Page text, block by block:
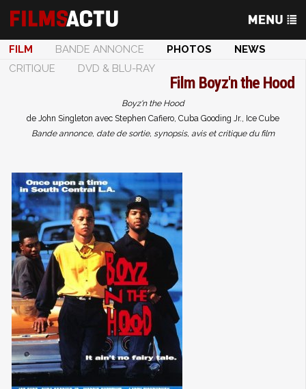
FILM BANDE ANNONCE PHOTOS
NEWS
CRITIQUE
DVD & BLU-RAY
Film Boyz'n the Hood
Boyz'n the Hood
de John Singleton avec Stephen Cafiero, Cuba Gooding Jr., Ice Cube
Bande annonce, date de sortie, synopsis, avis et critique du film